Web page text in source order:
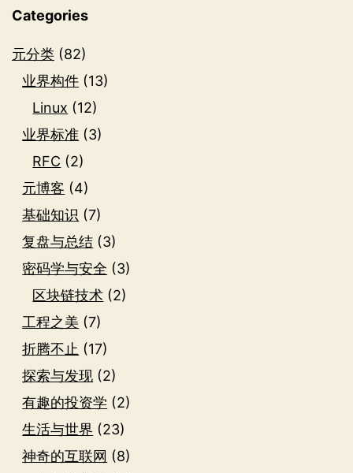
Categories
元分类 (82)
业界构件 (13)
Linux (12)
业界标准 (3)
RFC (2)
元博客 (4)
基础知识 (7)
复盘与总结 (3)
密码学与安全 (3)
区块链技术 (2)
工程之美 (7)
折腾不止 (17)
探索与发现 (2)
有趣的投资学 (2)
生活与世界 (23)
神奇的互联网 (8)